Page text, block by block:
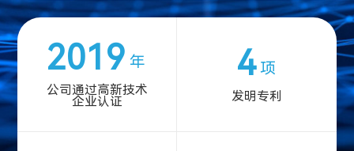
2019 年
公司通过高新技术
企业认证
4 项
发明专利